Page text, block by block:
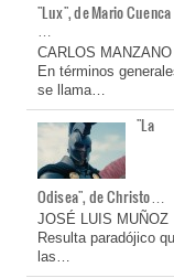
"Lux", de Mario Cuenca
…
CARLOS MANZANO
En términos
se llama…
"La
Odisea", de Christo…
JOSÉ LUIS MUÑOZ
Resulta paradójico
las…